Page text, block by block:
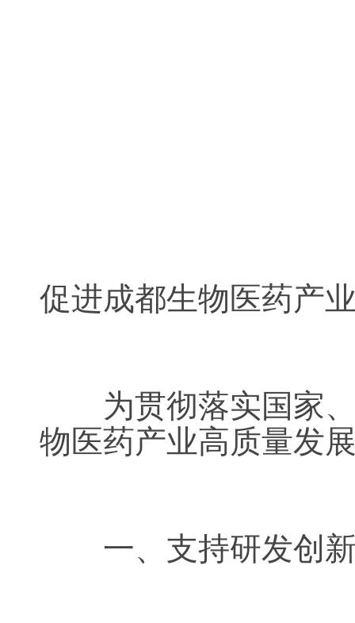
促进成都生物医药产
为贯彻落实国家、
物医药产业高质量发
一、支持研发创